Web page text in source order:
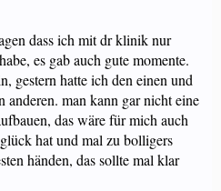
dass ich mit dr klinik nur
es gab auch gute momente.
gestern hatte ich den einen und
anderen. man kann gar nicht eine
das wäre für mich auch
hat und mal zu bolligers
händen, das sollte mal klar